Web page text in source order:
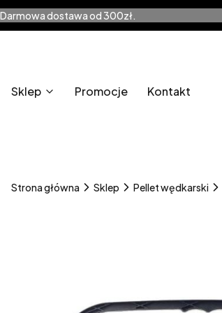
Darmowa dostawa od 300zł.
Sklep Promocje Kontakt
Strona główna Sklep Pellet wędkarski